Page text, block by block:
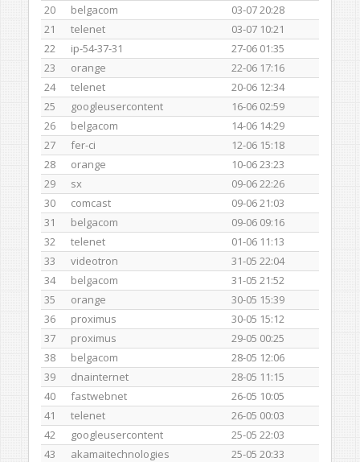
20
belgacom
03-07 20:28
21
telenet
03-07 10:21
22
ip-54-37-31
27-06 01:35
23
orange
22-06 17:16
24
telenet
20-06 12:34
25
googleusercontent
16-06 02:59
26
belgacom
14-06 14:29
27
fer-ci
12-06 15:18
28
orange
10-06 23:23
29
sx
09-06 22:26
30
comcast
09-06 21:03
31
belgacom
09-06 09:16
32
telenet
01-06 11:13
33
videotron
31-05 22:04
34
belgacom
31-05 21:52
35
orange
30-05 15:39
36
proximus
30-05 15:12
37
proximus
29-05 00:25
38
belgacom
28-05 12:06
39
dnainternet
28-05 11:15
40
fastwebnet
26-05 10:05
41
telenet
26-05 00:03
42
googleusercontent
25-05 22:03
43
akamaitechnologies
25-05 20:33